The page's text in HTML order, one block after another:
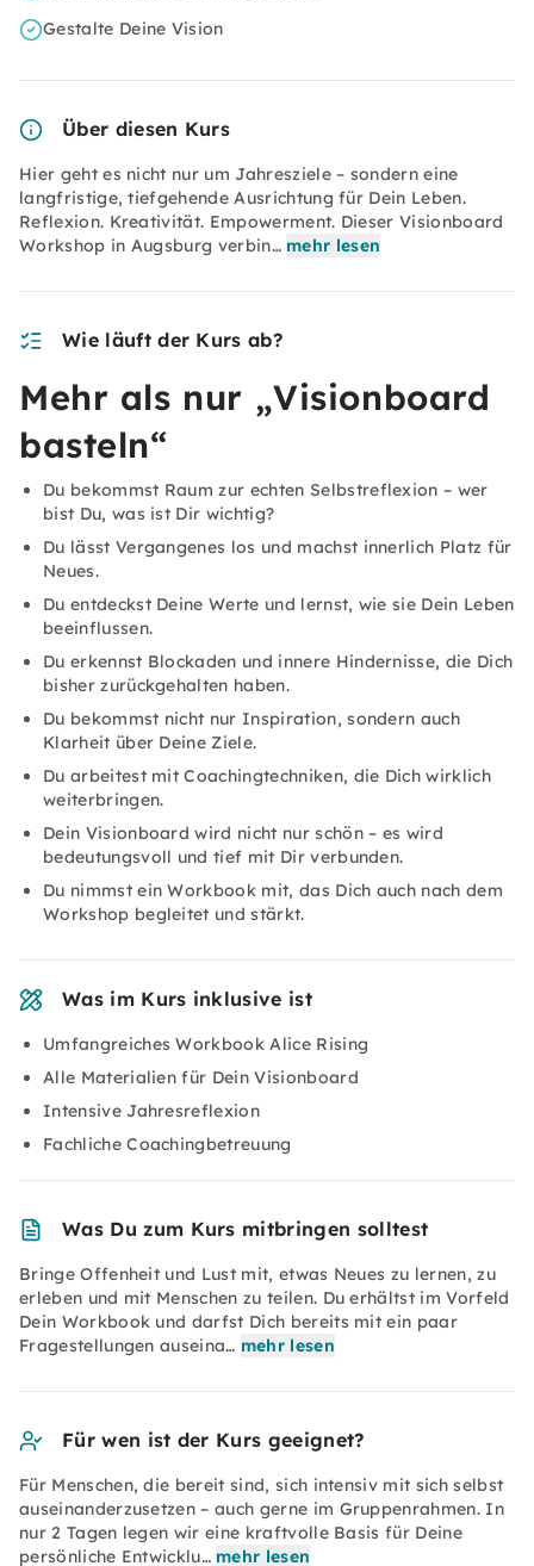
Gestalte Deine Vision
Über diesen Kurs
Hier geht es nicht nur um Jahresziele – sondern eine
langfristige, tiefgehende Ausrichtung für Dein Leben.
Reflexion. Kreativität. Empowerment. Dieser Visionboard
Workshop in Augsburg verbin… mehr lesen
Wie läuft der Kurs ab?
Mehr als nur „Visionboard
basteln“
Du bekommst Raum zur echten Selbstreflexion – wer
bist Du, was ist Dir wichtig?
Du lässt Vergangenes los und machst innerlich Platz für
Neues.
Du entdeckst Deine Werte und lernst, wie sie Dein Leben
beeinflussen.
Du erkennst Blockaden und innere Hindernisse, die Dich
bisher zurückgehalten haben.
Du bekommst nicht nur Inspiration, sondern auch
Klarheit über Deine Ziele.
Du arbeitest mit Coachingtechniken, die Dich wirklich
weiterbringen.
Dein Visionboard wird nicht nur schön – es wird
bedeutungsvoll und tief mit Dir verbunden.
Du nimmst ein Workbook mit, das Dich auch nach dem
Workshop begleitet und stärkt.
Was im Kurs inklusive ist
Umfangreiches Workbook Alice Rising
Alle Materialien für Dein Visionboard
Intensive Jahresreflexion
Fachliche Coachingbetreuung
Was Du zum Kurs mitbringen solltest
Bringe Offenheit und Lust mit, etwas Neues zu lernen, zu
erleben und mit Menschen zu teilen. Du erhältst im Vorfeld
Dein Workbook und darfst Dich bereits mit ein paar
Fragestellungen auseina… mehr lesen
Für wen ist der Kurs geeignet?
Für Menschen, die bereit sind, sich intensiv mit sich selbst
auseinanderzusetzen – auch gerne im Gruppenrahmen. In
nur 2 Tagen legen wir eine kraftvolle Basis für Deine
persönliche Entwicklu… mehr lesen